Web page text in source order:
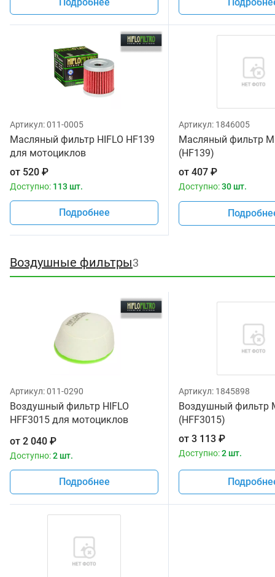
Подробнее
Артикул:011-0005
Масляный фильтр HIFLO HF139
для мотоциклов
от 520 ₽
Доступно: 113 шт.
Подробнее
Артикул: 1846005
Масляный фильтр
(HF139)
от 407 ₽
Доступно:30 шт.
Воздушные фильтры3
Артикул:011-0290
Воздушный фильтр HIFLO
HFF3015 для мотоциклов
Z400S '00-18
от 2 040 ₽
Доступно:2 шт.
Подробнее
Артикул: 1845898
Воздушный фильтр
(HFF3015)
от 3 113 ₽
Доступно:2 шт.